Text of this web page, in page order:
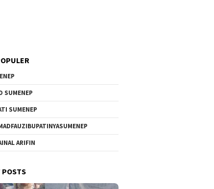
SUMENEP
SUMENEP
ARIFIN
POSTS